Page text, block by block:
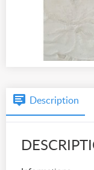
Description